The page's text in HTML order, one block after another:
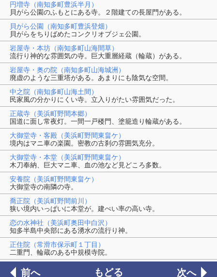
円増寺（南知多町豊浜半月）
貝がら公園のふもとにある寺。２階建ての長屋門がある。
貝がら公園（南知多町豊浜登畑）
貝がらをちりばめたコンクリオブジェ公園。
岩屋寺・本坊（南知多町山海間草）
流行り神的な雰囲気の寺。巨大重層経蔵（輪蔵）がある。
岩屋寺・奥の院（南知多町山海城洲）
廃虚のような三重塔がある。あまりにも陰気な空間。
中之院（南知多町山海土間）
民家風の分かりにくい寺。立入りがたい雰囲気だった。
正蔵寺（美浜町野間本郷）
国道に面し常夜灯。一間一戸楼門、塗籠造り輪蔵がある。
大御堂寺・客殿（美浜町野間東畠ケ）
境内はマニ車の楽園。密教の古刹の雰囲気充分。
大御堂寺・本堂（美浜町野間東畠ケ）
木刀奉納、巨大マニ車、血の池など見どころ多数。
安養院（美浜町野間東畠ケ）
大御堂寺の南隣の寺。
喬正院（美浜町野間前川）
狭い境内いっぱいに本堂が。建ぺい率の高い寺。
恋の水神社（美浜町奥田中白沢）
知多半島中央部にある湧水の流行り神。
正住院（常滑市保示町１丁目）
二重門、輪蔵のある中規模寺院。
前へ もどる 次へ